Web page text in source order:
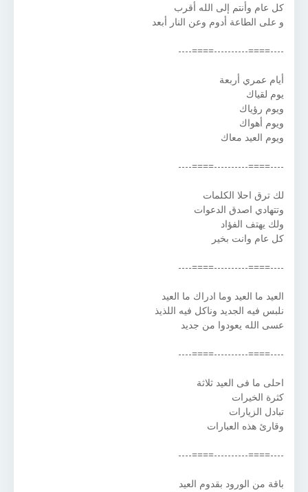
كل عام وأنتم إلى الله أقرب
و على الطاعة أدوم وعن النار أبعد
----====----------====----
أيام عمري أربعة
يوم لقياك
ويوم رؤياك
ويوم أهواك
ويوم العيد معاك
----====----------====----
لك ترق احلا الكلمات
وتتهادي اصدق الدعوات
ولك يهتف الفؤاد
كل عام وانت بخير
----====----------====----
العيد ما العيد وما ادراك ما العيد
نلبس فيه الجديد وناكل فيه اللذيذ
عسى الله يعودوا من جديد
----====----------====----
احلى ما فى العيد ثلاثة
كثرة الخيرات
تبادل الزيارات
وقارئ هذه العبارات
----====----------====----
باقة من الورود بقدوم العيد